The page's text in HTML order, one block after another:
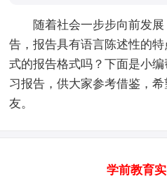
随着社会一步步向前发
告，报告具有语言陈述性的
式的报告格式吗？下面是小
习报告，供大家参考借鉴，
友。
学前教育